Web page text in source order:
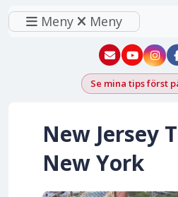
Meny Meny
New York -
New
Se mina tips först
New Jersey
New York